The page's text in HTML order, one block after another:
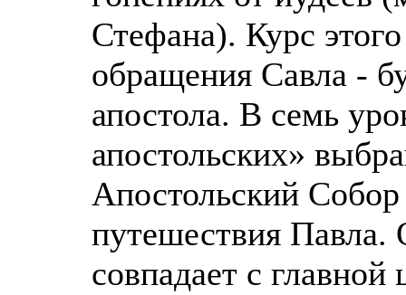
Стефана). Курс
обращения Савла -
апостола. В семь
апостольских»
Апостольский
путешествия Павла.
совпадает с